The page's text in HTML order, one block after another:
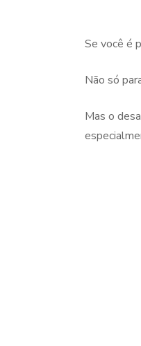
Se você é
Não só
Mas o